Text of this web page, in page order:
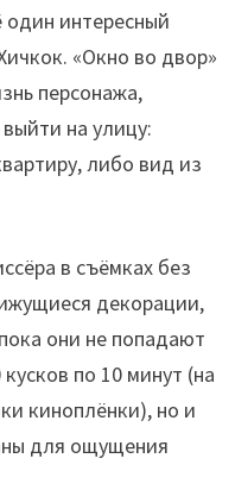
интересный
«Окно во двор»
персонажа,
на улицу:
либо вид из
в съёмках без
декорации,
они не попадают
по 10 минут (на
киноплёнки), но и
для ощущения